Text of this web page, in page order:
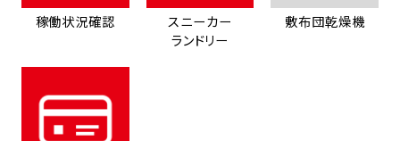
稼働状況確認
スニーカー
ランドリー
敷布団乾燥機